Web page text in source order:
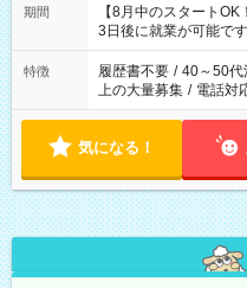
「できれば残業はし
ね。 ※Wワーク希望の方へ 今ご覧のお仕事で希望する勤務時間
と、もう1つのお仕事
合は応募できません。
期間
【8月中のスタート
3日後に就業が可能です
特徴 履歴書不要 / 40～50代
上の大量募集 / 電話対
気になる！